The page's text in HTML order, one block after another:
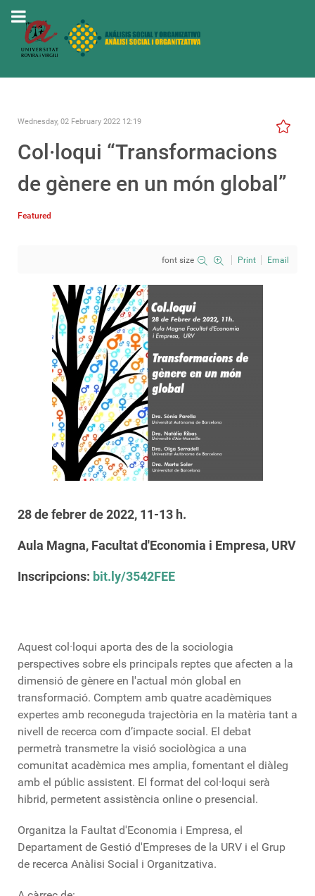
Wednesday, 02 February 2022 12:19
Col·loqui “Transformacions
de gènere en un món global”
Featured
font size Print Email
28 de febrer de 2022, 11-13 h.
Aula Magna, Facultat d'Economia i Empresa, URV
Inscripcions: bit.ly/3542FEE
Aquest col·loqui aporta des de la sociologia
perspectives sobre els principals reptes que afecten a la
dimensió de gènere en l'actual món global en
transformació. Comptem amb quatre acadèmiques
expertes amb reconeguda trajectòria en la matèria tant a
nivell de recerca com d’impacte social. El debat
permetrà transmetre la visió sociològica a una
comunitat acadèmica mes amplia, fomentant el diàleg
amb el públic assistent. El format del col·loqui serà
hibrid, permetent assistència online o presencial.
Organitza la Faultat d'Economia i Empresa, el
Departament de Gestió d'Empreses de la URV i el Grup
de recerca Anàlisi Social i Organitzativa.